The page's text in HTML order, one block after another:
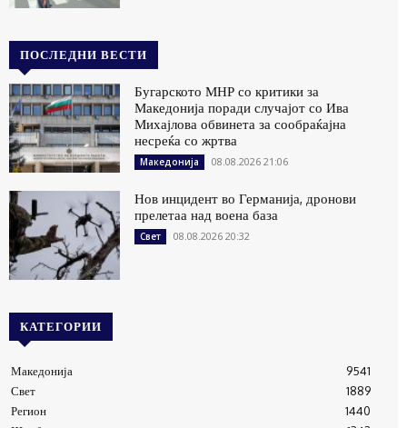
ПОСЛЕДНИ ВЕСТИ
Бугарското МНР со критики за
Македонија поради случајот со Ива
Михајлова обвинета за сообраќајна
несреќа со жртва
Македонија 08.08.2026 21:06
Нов инцидент во Германија, дронови
прелетаа над воена база
Свет 08.08.2026 20:32
КАТЕГОРИИ
Македонија
9541
Свет
1889
Регион
1440